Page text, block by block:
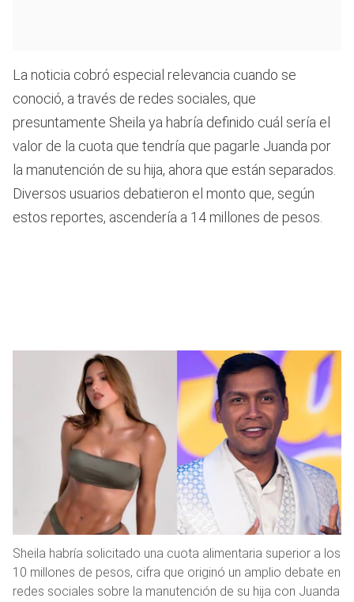
La noticia cobró especial relevancia cuando se
conoció, a través de redes sociales, que
presuntamente Sheila ya habría definido cuál sería el
valor de la cuota que tendría que pagarle Juanda por
la manutención de su hija, ahora que están separados.
Diversos usuarios debatieron el monto que, según
estos reportes, ascendería a 14 millones de pesos.
Sheila habría solicitado una cuota alimentaria superior a los
10 millones de pesos, cifra que originó un amplio debate en
redes sociales sobre la manutención de su hija con Juanda